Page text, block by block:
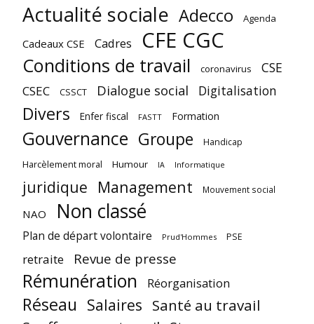
Actualité sociale Adecco Agenda
Cadeaux CSE Cadres CFE CGC
Conditions de travail coronavirus CSE
CSEC CSSCT Dialogue social Digitalisation
Divers Enfer fiscal FASTT Formation
Gouvernance Groupe Handicap
Harcèlement moral Humour IA Informatique
juridique Management Mouvement social
NAO Non classé
Plan de départ volontaire Prud'Hommes PSE
retraite Revue de presse
Rémunération Réorganisation
Réseau Salaires Santé au travail